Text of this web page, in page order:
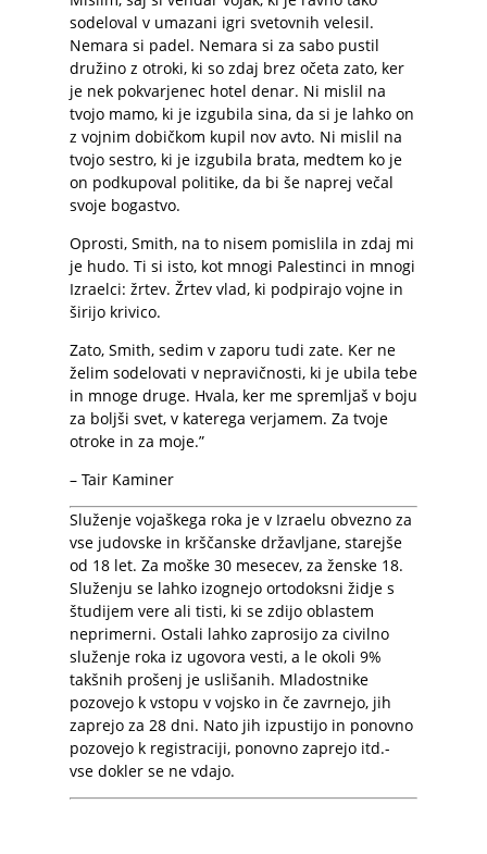
sodeloval v umazani igri svetovnih velesil.
Nemara si padel. Nemara si za sabo pustil
družino z otroki, ki so zdaj brez očeta zato, ker
je nek pokvarjenec hotel denar. Ni mislil na
tvojo mamo, ki je izgubila sina, da si je lahko on
z vojnim dobičkom kupil nov avto. Ni mislil na
tvojo sestro, ki je izgubila brata, medtem ko je
on podkupoval politike, da bi še naprej večal
svoje bogastvo.
Oprosti, Smith, na to nisem pomislila in zdaj mi
je hudo. Ti si isto, kot mnogi Palestinci in mnogi
Izraelci: žrtev. Žrtev vlad, ki podpirajo vojne in
širijo krivico.
Zato, Smith, sedim v zaporu tudi zate. Ker ne
želim sodelovati v nepravičnosti, ki je ubila tebe
in mnoge druge. Hvala, ker me spremljaš v boju
za boljši svet, v katerega verjamem. Za tvoje
otroke in za moje.”
– Tair Kaminer
Služenje vojaškega roka je v Izraelu obvezno za
vse judovske in krščanske državljane, starejše
od 18 let. Za moške 30 mesecev, za ženske 18.
Služenju se lahko izognejo ortodoksni židje s
študijem vere ali tisti, ki se zdijo oblastem
neprimerni. Ostali lahko zaprosijo za civilno
služenje roka iz ugovora vesti, a le okoli 9%
takšnih prošenj je uslišanih. Mladostnike
pozovejo k vstopu v vojsko in če zavrnejo, jih
zaprejo za 28 dni. Nato jih izpustijo in ponovno
pozovejo k registraciji, ponovno zaprejo itd.-
vse dokler se ne vdajo.